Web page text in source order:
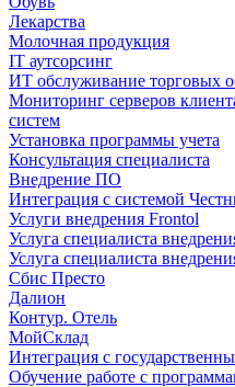
Лекарства
Молочная продукция
IT аутсорсинг
ИТ обслуживание торговых
Мониторинг серверов
систем
Установка программы учета
Консультация специалиста
Внедрение ПО
Интеграция с системой
Услуги внедрения Frontol
Услуга специалиста
Услуга специалиста
Сбис Престо
Далион
Контур. Отель
МойСклад
Интеграция с
Обучение работе с